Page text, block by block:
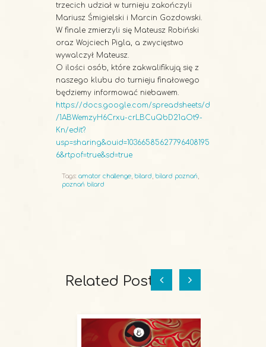
trzecich udział w turnieju zakończyli
Mariusz Śmigielski i Marcin Gozdowski.
W finale zmierzyli się Mateusz Robiński
oraz Wojciech Pigla, a zwycięstwo
wywalczył Mateusz.
O ilości osób, które zakwalifikują się z
naszego klubu do turnieju finałowego
będziemy informować niebawem.
https://docs.google.com/spreadsheets/d
/1ABWemzyH6Crxu-crLBCuQbD21aOt9-
Kn/edit?
usp=sharing&ouid=10366585627796408195
6&rtpof=true&sd=true
Tags: amator challenge bilard bilard poznań
poznań bilard
Related Posts